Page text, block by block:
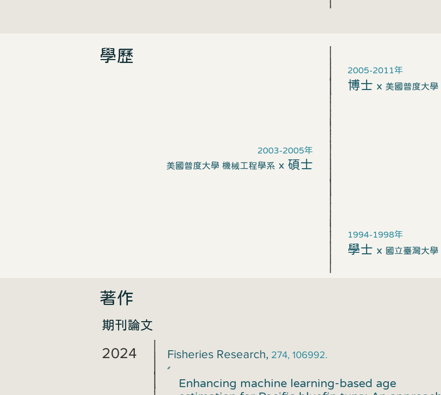
學歷
2003-2005年
美國普度大學 機械工程學系 x 碩士
2005-2011年
博士 x 美國普度大
1994-1998年
學士 x 國立臺灣大
​著作
期刊論文
2024 Fisheries Research, 274, 106992.
Enhancing machine learning-based age